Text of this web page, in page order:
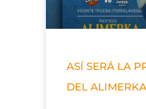
ASÍ SERÁ LA
DEL